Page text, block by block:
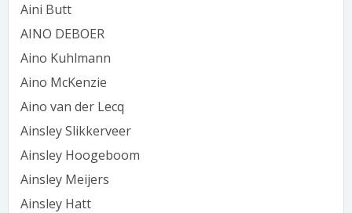
Aini Butt
AINO DEBOER
Aino Kuhlmann
Aino McKenzie
Aino van der Lecq
Ainsley Slikkerveer
Ainsley Hoogeboom
Ainsley Meijers
Ainsley Hatt